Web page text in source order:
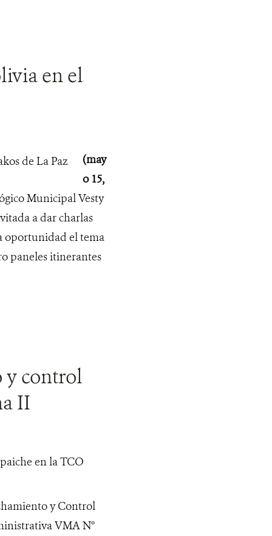
en el
(may
o 15,
Municipal Vesty
a dar charlas
oportunidad el tema
paneles itinerantes
y control
II
y Control
VMA N°